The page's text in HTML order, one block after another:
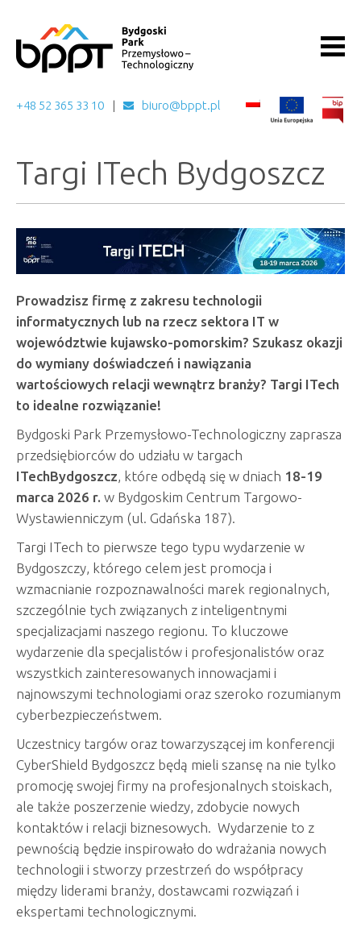
+48 52 365 33 10 biuro@bppt.pl
Targi ITech Bydgoszcz
Prowadzisz firmę z zakresu technologii
informatycznych lub na rzecz sektora IT w
województwie kujawsko-pomorskim? Szukasz okazji
do wymiany doświadczeń i nawiązania
wartościowych relacji wewnątrz branży? Targi ITech
to idealne rozwiązanie!
Bydgoski Park Przemysłowo-Technologiczny zaprasza
przedsiębiorców do udziału w targach
ITechBydgoszcz, które odbędą się w dniach 18-19
marca 2026 r. w Bydgoskim Centrum Targowo-
Wystawienniczym (ul. Gdańska 187).
Targi ITech to pierwsze tego typu wydarzenie w
Bydgoszczy, którego celem jest promocja i
wzmacnianie rozpoznawalności marek regionalnych,
szczególnie tych związanych z inteligentnymi
specjalizacjami naszego regionu. To kluczowe
wydarzenie dla specjalistów i profesjonalistów oraz
wszystkich zainteresowanych innowacjami i
najnowszymi technologiami oraz szeroko rozumianym
cyberbezpieczeństwem.
Uczestnicy targów oraz towarzyszącej im konferencji
CyberShield Bydgoszcz będą mieli szansę na nie tylko
promocję swojej firmy na profesjonalnych stoiskach,
ale także poszerzenie wiedzy, zdobycie nowych
kontaktów i relacji biznesowych. Wydarzenie to z
pewnością będzie inspirowało do wdrażania nowych
technologii i stworzy przestrzeń do współpracy
między liderami branży, dostawcami rozwiązań i
ekspertami technologicznymi.